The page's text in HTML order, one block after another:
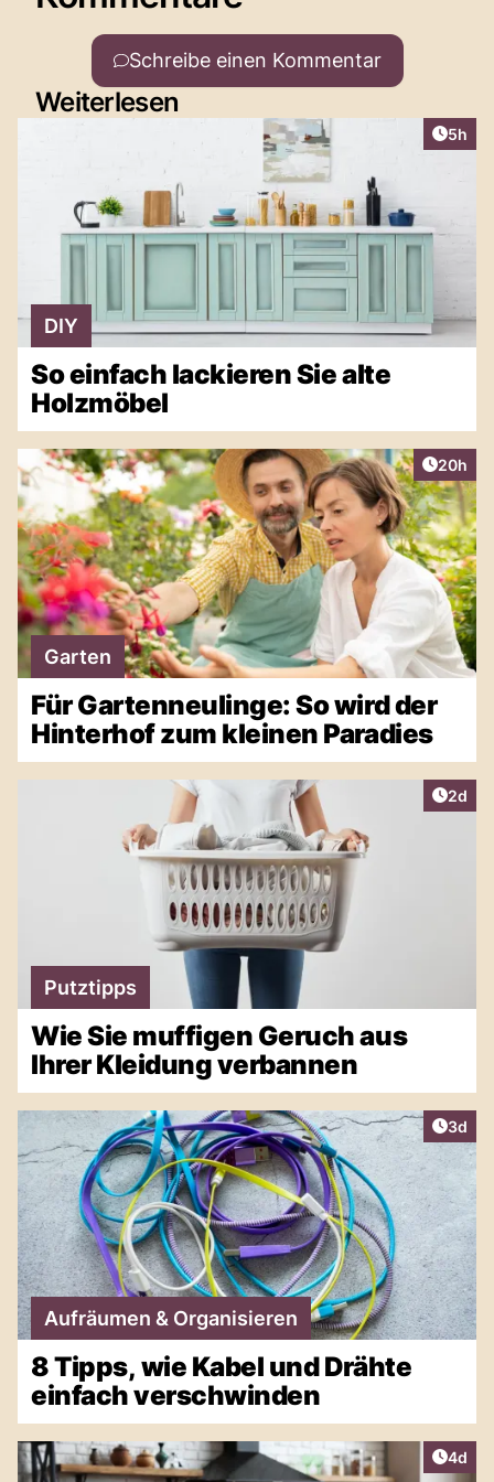
Schreibe einen Kommentar
Weiterlesen
5h
DIY
So einfach lackieren Sie alte
Holzmöbel
Artikel
20h
Garten
Für Gartenneulinge: So wird der
Hinterhof zum kleinen Paradies
2d
Putztipps
Wie Sie muffigen Geruch aus
Ihrer Kleidung verbannen
3d
Aufräumen & Organisieren
8 Tipps, wie Kabel und Drähte
einfach verschwinden
4d